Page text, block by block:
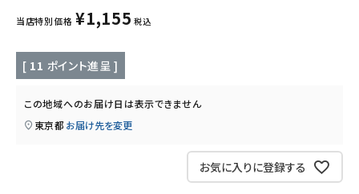
ブランド
定期購入
当店特別価格 ¥1,155 税込
[ 11 ポイント進呈 ]
この地域へのお届け日は表示できません
東京都 お届け先を変更
お気に入りに登録する